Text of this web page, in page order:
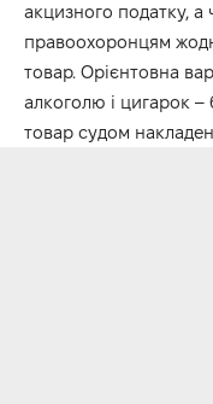
акцизного податку, а
правоохоронцям
товар. Орієнтовна
алкоголю і цигарок –
товар судом